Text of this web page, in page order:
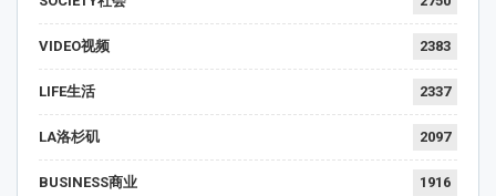
VIDEO视频 2383
LIFE生活 2337
LA洛杉矶 2097
BUSINESS商业 1916